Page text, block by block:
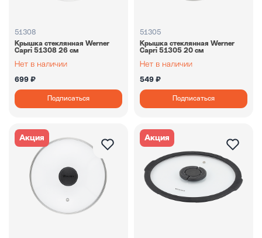
51308
Крышка стеклянная Werner
Capri 51308 26 см
699 ₽
Подписаться
51305
Крышка стеклянная Werner
Capri 51305 20 см
549 ₽
Подписаться
Акция Акция